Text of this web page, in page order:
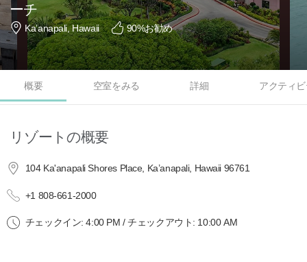
ーチ
Ka’anapali, Hawaii 90%お勧め
概要 空室をみる 詳細 アクティ
リゾートの概要
104 Ka'anapali Shores Place, Ka’anapali, Hawaii 96761
+1 808-661-2000
チェックイン: 4:00 PM / チェックアウト: 10:00 AM